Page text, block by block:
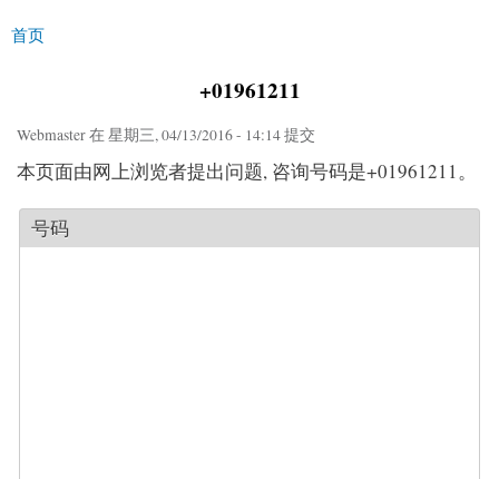
你在这里
首页
+01961211
Webmaster在 星期三, 04/13/2016 - 14:14 提交
本页面由网上浏览者提出问题, 咨询号码是+01961211。
号码